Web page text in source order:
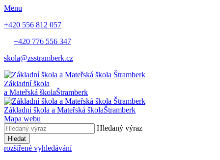
Menu
+420 556 812 057
+420 776 556 347
skola@zsstramberk.cz
Základní škola
a Mateřská školaŠtramberk
Základní škola a Mateřská školaŠtramberk
Mapa webu
Hledaný výraz
Hledat
rozšířené vyhledávání